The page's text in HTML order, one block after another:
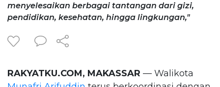
menyelesaikan berbagai tantangan dari gizi,
pendidikan, kesehatan, hingga lingkungan,"
RAKYATKU.COM, MAKASSAR — Walikota